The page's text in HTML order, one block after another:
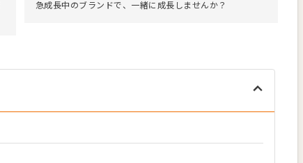
急成長中のブランドで、一緒に成長しませんか？